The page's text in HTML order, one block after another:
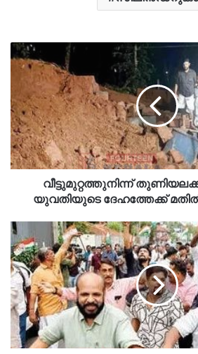
വീട്ടുമുറ്റത്തുനിന്ന്
യുവതിയുടെ ദേഹത്തേക്ക്